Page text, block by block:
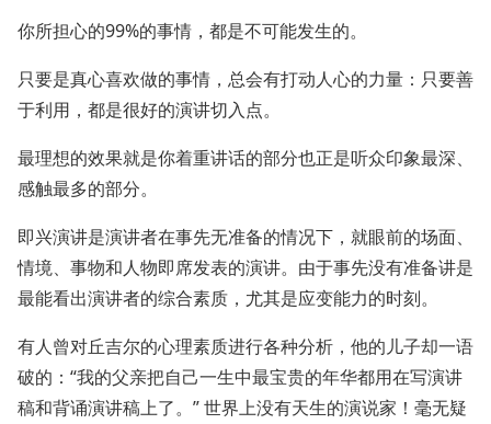
你所担心的99%的事情，都是不可能发生的。
只要是真心喜欢做的事情，总会有打动人心的力量：只要善
于利用，都是很好的演讲切入点。
最理想的效果就是你着重讲话的部分也正是听众印象最深、
感触最多的部分。
即兴演讲是演讲者在事先无准备的情况下，就眼前的场面、
情境、事物和人物即席发表的演讲。由于事先没有准备讲是
最能看出演讲者的综合素质，尤其是应变能力的时刻。
有人曾对丘吉尔的心理素质进行各种分析，他的儿子却一语
破的：“我的父亲把自己一生中最宝贵的年华都用在写演讲
稿和背诵演讲稿上了。” 世界上没有天生的演说家！毫无疑